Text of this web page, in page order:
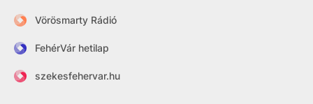
Vörösmarty Rádió
FehérVár hetilap
szekesfehervar.hu